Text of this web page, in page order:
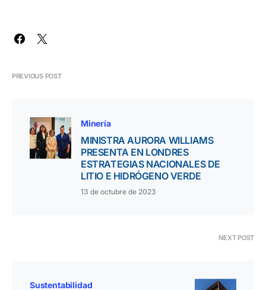
PREVIOUS POST
Minería
MINISTRA AURORA WILLIAMS
PRESENTA EN LONDRES
ESTRATEGIAS NACIONALES DE
LITIO E HIDRÓGENO VERDE
13 de octubre de 2023
NEXT POST
Sustentabilidad